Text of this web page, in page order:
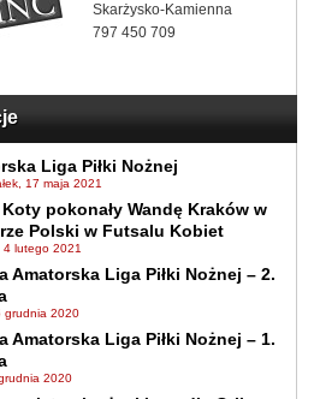
Skarżysko-Kamienna
797 450 709
Liga Piłki Nożnej
17 maja 2021
pokonały Wandę Kraków w
Polski w Futsalu Kobiet
4 lutego 2021
Amatorska Liga Piłki Nożnej – 2.
grudnia 2020
Amatorska Liga Piłki Nożnej – 1.
2020